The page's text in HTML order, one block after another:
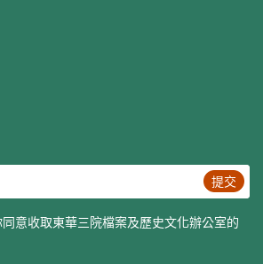
提交
意收取東華三院檔案及歷史文化辦公室的